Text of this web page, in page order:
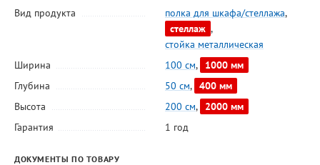
Вид продукта
полка для шкафа/стеллажа,
стеллаж ,
стойка металлическая
Ширина
100 см,
1000 мм
Глубина
50 см, 400 мм
Высота
200 см,
2000 мм
Гарантия
1 год
ДОКУМЕНТЫ ПО ТОВАРУ